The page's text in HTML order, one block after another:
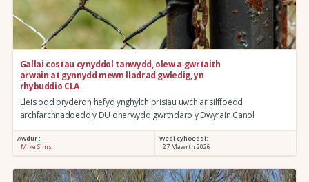
Gallai costau cynyddol tanwydd, olew a gwrtaith
arwain at gynnydd mewn lladrad gwledig, yn
rhybuddio CLA
Lleisiodd pryderon hefyd ynghylch prisiau uwch ar silffoedd
archfarchnadoedd y DU oherwydd gwrthdaro y Dwyrain Canol
Awdur :
Mike Sims
Wedi cyhoeddi:
27 Mawrth 2026